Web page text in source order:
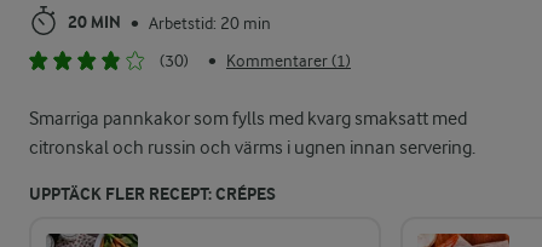
20 MIN • Arbetstid: 20 min
(30)
• Kommentarer (1)
Smarriga pannkakor som fylls med kvarg smaksatt med
citronskal och russin och värms i ugnen innan servering.
UPPTÄCK FLER RECEPT: CRÉPES